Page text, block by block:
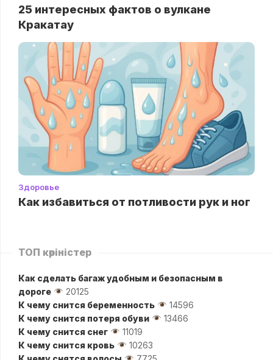
25 интересных фактов о вулкане
Кракатау
Здоровье
Как избавиться от потливости рук и ног
ТОП көріністер
Как сделать багаж удобным и безопасным в
дороге
20125
К чему снится беременность
14596
К чему снится потеря обуви
13466
К чему снится снег
11019
К чему снится кровь
10263